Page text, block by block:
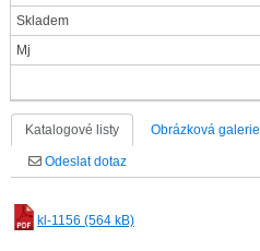
Skladem
Mj
Katalogové listy Obrázková galerie
Odeslat dotaz
kl-1156 (564 kB)